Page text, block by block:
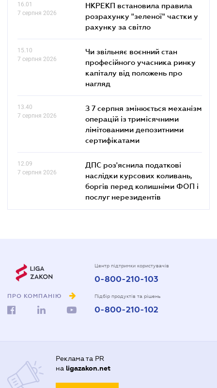
16.01
7 серпня 2026
НКРЕКП встановила правила
розрахунку "зеленої" частки у
рахунку за світло
15.10
7 серпня 2026
Чи звільняє воєнний стан
професійного учасника ринку
капіталу від положень про
нагляд
13.40
7 серпня 2026
З 7 серпня змінюється механізм
операцій із тримісячними
лімітованими депозитними
сертифікатами
12.09
7 серпня 2026
ДПС роз'яснила податкові
наслідки курсових коливань,
боргів перед колишніми ФОП і
послуг нерезидентів
ПРО КОМПАНІЮ
Центр підтримки користувачів
0-800-210-103
Підбір продуктів та рішень
0-800-210-102
Реклама та PR
на ligazakon.net